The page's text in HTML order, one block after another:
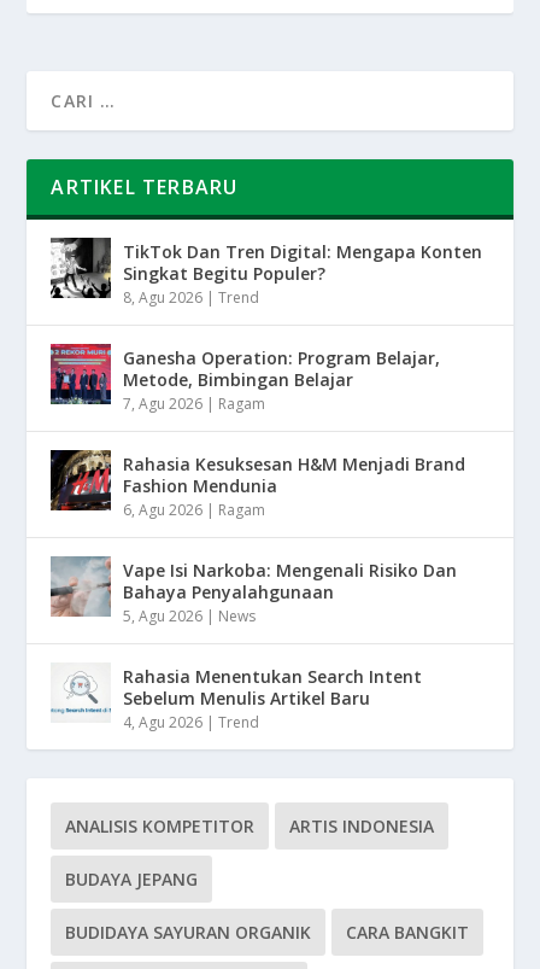
ARTIKEL TERBARU
TikTok Dan Tren Digital: Mengapa Konten
Singkat Begitu Populer?
8, Agu 2026 |Trend
Ganesha Operation: Program Belajar,
Metode, Bimbingan Belajar
7, Agu 2026 | Ragam
Rahasia Kesuksesan H&M Menjadi Brand
Fashion Mendunia
6, Agu 2026 | Ragam
Vape Isi Narkoba: Mengenali Risiko Dan
Bahaya Penyalahgunaan
5, Agu 2026 | News
Rahasia Menentukan Search Intent
Sebelum Menulis Artikel Baru
4, Agu 2026 |Trend
ANALISIS KOMPETITOR ARTIS INDONESIA
BUDAYA JEPANG
BUDIDAYA SAYURAN ORGANIK CARA BANGKIT